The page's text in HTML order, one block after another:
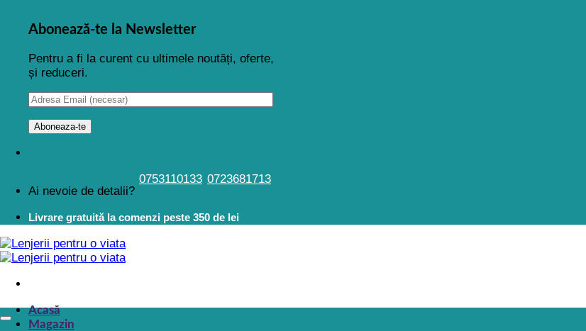
Abonează-te la Newsletter
Pentru a fi la curent cu ultimele noutăți, oferte,
și reduceri.
Ai nevoie de detalii?
0753110133 0723681713
Livrare gratuită la comenzi peste 350 de lei
Acasă
Magazin